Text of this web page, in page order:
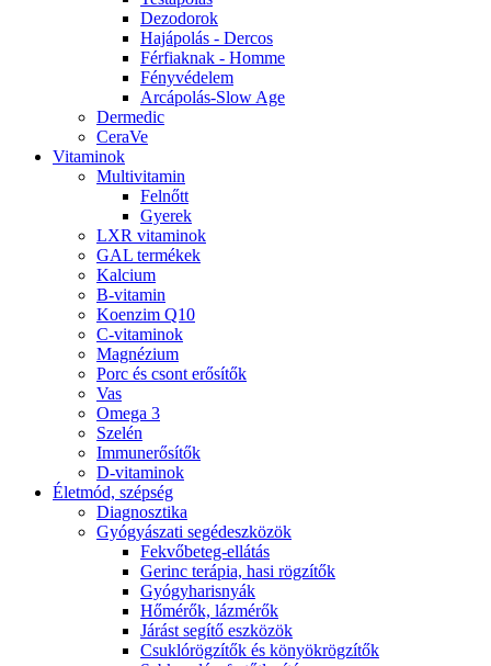
Dezodorok
Hajápolás - Dercos
Férfiaknak - Homme
Fényvédelem
Arcápolás-Slow Age
Dermedic
CeraVe
Vitaminok
Multivitamin
Felnőtt
Gyerek
LXR vitaminok
GAL termékek
Kalcium
B-vitamin
Koenzim Q10
C-vitaminok
Magnézium
Porc és csont erősítők
Vas
Omega 3
Szelén
Immunerősítők
D-vitaminok
Életmód, szépség
Diagnosztika
Gyógyászati segédeszközök
Fekvőbeteg-ellátás
Gerinc terápia, hasi rögzítők
Gyógyharisnyák
Hőmérők, lázmérők
Járást segítő eszközök
Csuklórögzítők és könyökrögzítők